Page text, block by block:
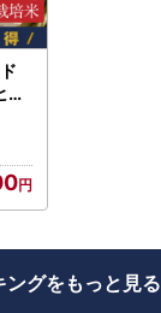
カ
培
ングをもっと見る